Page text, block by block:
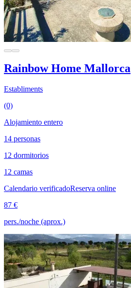
Rainbow Home Mallorca
Establiments
(0)
Alojamiento entero
14 personas
12 dormitorios
12 camas
Calendario verificadoReserva online
87 €
pers./noche (aprox.)